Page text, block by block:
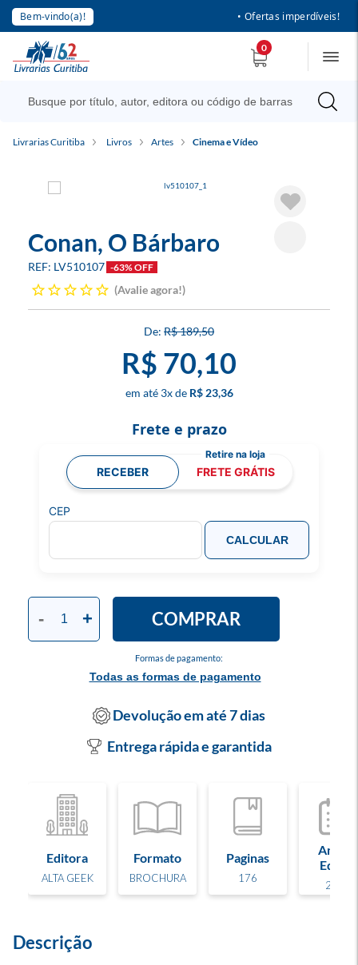
Bem-vindo(a)! • Ofertas imperdíveis!
0
Livrarias Curitiba Livros Artes Cinema e Vídeo
Conan, O Bárbaro
LV510107 -63% OFF
Avalie agora!
R$ 189,50
R$ 70,10
3x R$ 23,36
Formas de pagamento:
Todas as formas de pagamento
- + COMPRAR
Frete e prazo
RECEBER FRETE GRÁTIS
CEP
CALCULAR
Devolução em até 7 dias
Entrega rápida e garantida
Editora
ALTA GEEK
Formato
BROCHURA
Paginas
176
Ano de
Edição
2023
Descrição